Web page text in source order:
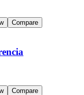
Compare
Compare